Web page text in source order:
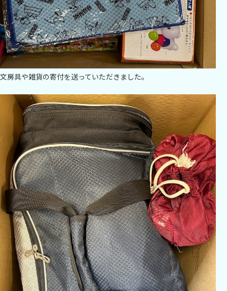
文房具や雑貨の寄付を送っていただきました。